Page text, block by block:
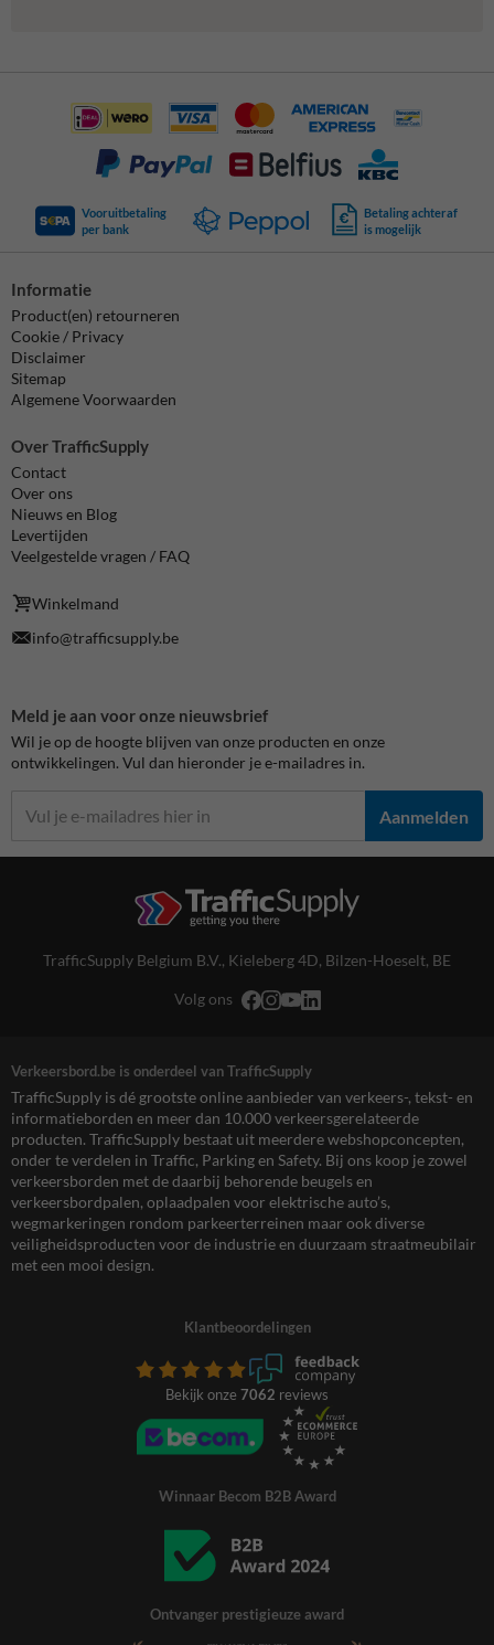
Vooruitbetaling
per bank
Betaling achteraf
is mogelijk
Informatie
Product(en) retourneren
Cookie / Privacy
Disclaimer
Sitemap
Algemene Voorwaarden
Over TrafficSupply
Contact
Over ons
Nieuws en Blog
Levertijden
Veelgestelde vragen / FAQ
Winkelmand
info@trafficsupply.be
Meld je aan voor onze nieuwsbrief
Wil je op de hoogte blijven van onze producten en onze
ontwikkelingen. Vul dan hieronder je e-mailadres in.
Aanmelden
TrafficSupply Belgium B.V., Kieleberg 4D, Bilzen-Hoeselt, BE
Volg ons
Verkeersbord.be is onderdeel van TrafficSupply
TrafficSupply is dé grootste online aanbieder van verkeers-, tekst- en
informatieborden en meer dan 10.000 verkeersgerelateerde
producten. TrafficSupply bestaat uit meerdere webshopconcepten,
onder te verdelen in Traffic, Parking en Safety. Bij ons koop je zowel
verkeersborden met de daarbij behorende beugels en
verkeersbordpalen, oplaadpalen voor elektrische auto’s,
wegmarkeringen rondom parkeerterreinen maar ook diverse
veiligheidsproducten voor de industrie en duurzaam straatmeubilair
met een mooi design.
Klantbeoordelingen
Bekijk onze 7062 reviews
Winnaar Becom B2B Award
Ontvanger prestigieuze award